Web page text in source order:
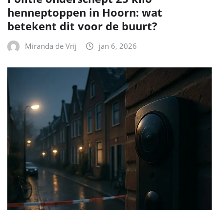
henneptoppen in Hoorn: wat
betekent dit voor de buurt?
Miranda de Vrij jan 6, 2026